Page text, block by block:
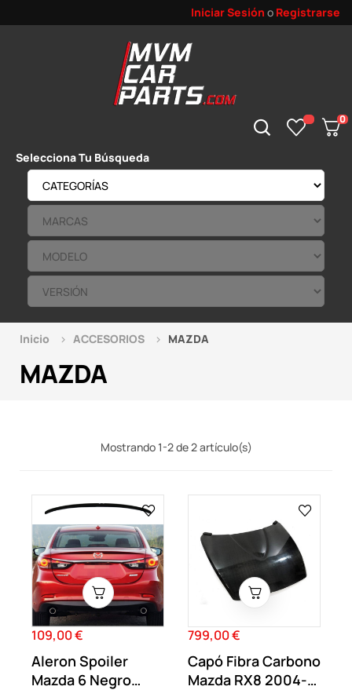
Iniciar Sesión o Registrarse
0
Selecciona Tu Búsqueda
MAZDA
Inicio ACCESORIOS MAZDA
Mostrando 1-2 de 2 artículo(s)
Precio
109,00 €
Aleron Spoiler
Mazda 6 Negro
Precio
799,00 €
Capó Fibra Carbono
Mazda RX8 2004-